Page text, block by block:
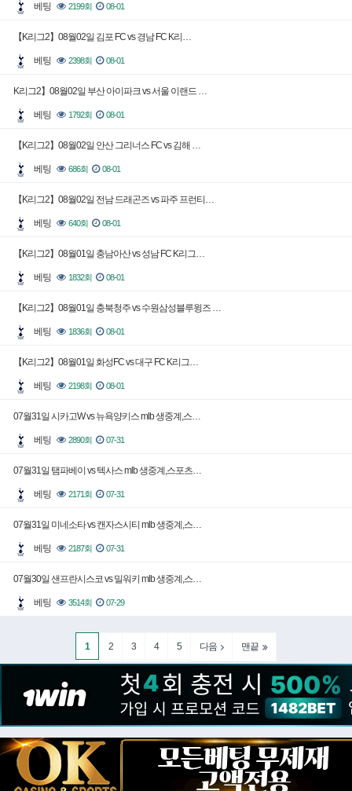
베팅 2199회 08-01
【K리그2】08월02일 김포 FC vs 경남 FC K리…
베팅 2398회 08-01
K리그2】08월02일 부산 아이파크 vs 서울 이랜드 …
베팅 1792회 08-01
【K리그2】08월02일 안산 그리너스 FC vs 김해 …
베팅 686회 08-01
【K리그2】08월02일 전남 드래곤즈 vs 파주 프런티…
베팅 640회 08-01
【K리그2】08월01일 충남아산 vs 성남 FC K리그…
베팅 1832회 08-01
【K리그2】08월01일 충북청주 vs 수원삼성블루윙즈 …
베팅 1836회 08-01
【K리그2】08월01일 화성FC vs 대구 FC K리그…
베팅 2198회 08-01
07월31일 시카고W vs 뉴욕양키스 mlb 생중계,스…
베팅 2890회 07-31
07월31일 탬파베이 vs 텍사스 mlb 생중계,스포츠…
베팅 2171회 07-31
07월31일 미네소타 vs 캔자스시티 mlb 생중계,스…
베팅 2187회 07-31
07월30일 샌프란시스코 vs 밀워키 mlb 생중계,스…
베팅 3514회 07-29
1 2 3 4 5 다음 맨끝